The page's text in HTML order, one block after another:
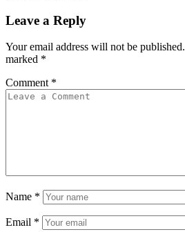
Leave a Reply
Your email address will not be published.
marked *
Comment *
Name *
Email *